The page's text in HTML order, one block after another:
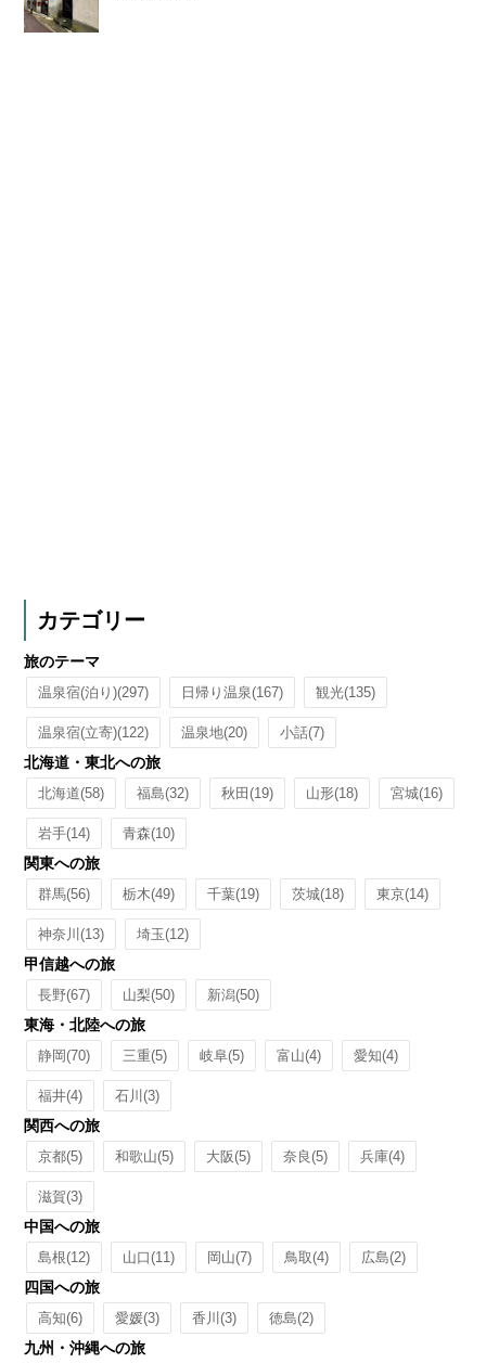
カテゴリー
旅のテーマ
温泉宿(泊り)(297) 日帰り温泉(167) 観光(135)
温泉宿(立寄)(122) 温泉地(20) 小話(7)
北海道・東北への旅
北海道(58) 福島(32) 秋田(19) 山形(18) 宮城(16)
岩手(14) 青森(10)
関東への旅
群馬(56) 栃木(49) 千葉(19) 茨城(18) 東京(14)
神奈川(13) 埼玉(12)
甲信越への旅
長野(67) 山梨(50) 新潟(50)
東海・北陸への旅
静岡(70) 三重(5) 岐阜(5) 富山(4) 愛知(4)
福井(4) 石川(3)
関西への旅
京都(5) 和歌山(5) 大阪(5) 奈良(5) 兵庫(4)
滋賀(3)
中国への旅
島根(12) 山口(11) 岡山(7) 鳥取(4) 広島(2)
四国への旅
高知(6) 愛媛(3) 香川(3) 徳島(2)
九州・沖縄への旅